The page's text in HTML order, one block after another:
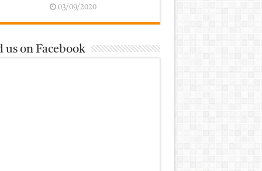
03/09/2020
us on Facebook